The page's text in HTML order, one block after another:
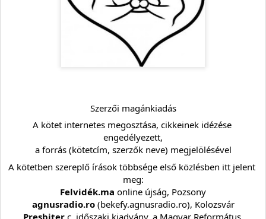
Szerzői magánkiadás
A kötet internetes megosztása, cikkeinek idézése
engedélyezett,
a forrás (kötetcím, szerzők neve) megjelölésével
A kötetben szereplő írások többsége első közlésben itt jelent
meg:
Felvidék.ma online újság, Pozsony
agnusradio.ro (bekefy.agnusradio.ro), Kolozsvár
Presbiter c. időszaki kiadvány, a Magyar Református